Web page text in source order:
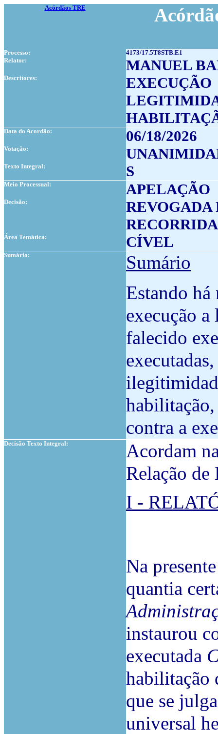
Acórdãos TRE
Processo:
4173/17.5T8STB.E1
Relator:
MANUEL
Descritores:
EXECUÇÃO
Data do Acordão: 06/18/2026
Votação:
Texto Integral: S
Meio Processual: APELAÇÃO
Decisão:
REVOGADA
RECORRIDA
Área Temática: CÍVEL
Sumário:
Sumário
Estando
execução
falecido
habilitação,
contra a
Decisão Texto Integral:
Acordam
Relação de
I -
Na
quantia
instaurou
executada
habilitação
que se
universal